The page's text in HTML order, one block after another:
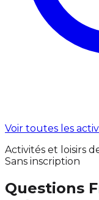
Voir toutes les
Activités et loisirs
Sans inscription
Questions